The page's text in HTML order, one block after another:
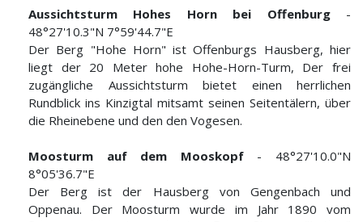
Aussichtsturm Hohes Horn bei Offenburg-
48°27'10.3"N 7°59'44.7"E
Der Berg "Hohe Horn" ist Offenburgs Hausberg, hier
liegt der 20 Meter hohe Hohe-Horn-Turm, Der frei
zugängliche Aussichtsturm bietet einen herrlichen
Rundblick ins Kinzigtal mitsamt seinen Seitentälern, über
die Rheinebene und den den Vogesen.
Moosturm auf dem Mooskopf- 48°27'10.0"N
8°05'36.7"E
Der Berg ist der Hausberg von Gengenbach und
Oppenau. Der Moosturm wurde im Jahr 1890 vom